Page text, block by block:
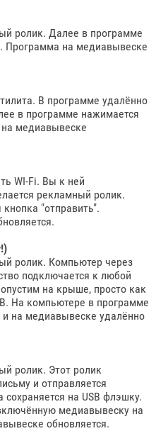
ролик. Далее в программе
Программа на медиавывеске
В программе удалённо
в программе нажимается
медиавывеске
WI-Fi. Вы к ней
рекламный ролик.
"отправить".
ролик. Компьютер через
подключается к любой
на крыше, просто как
На компьютере в программе
на медиавывеске удалённо
ролик. Этот ролик
и отправляется
на USB флэшку.
медиавывеску на
обновляется.